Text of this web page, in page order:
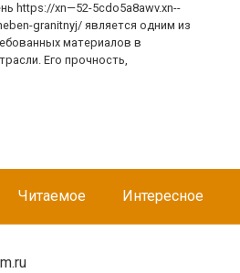
https://xn—52-5cdo5a8awv.xn--
granitnyj/ является одним из
материалов в
Его прочность,
Читаемое Интересное